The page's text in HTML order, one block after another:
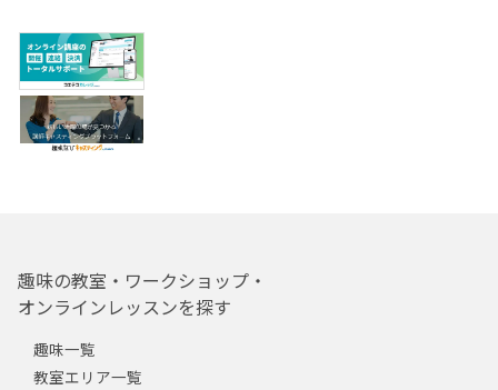
趣味の教室・ワークショップ・
オンラインレッスンを探す
趣味一覧
教室エリア一覧